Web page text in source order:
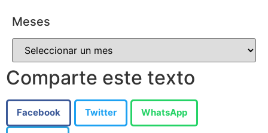
Meses
Comparte este texto
Facebook Twitter WhatsApp